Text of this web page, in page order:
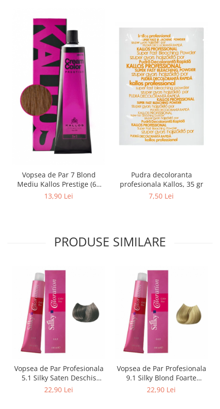
Vopsea de Par 7 Blond
Mediu Kallos Prestige (60
ml)
13,90 Lei
Pudra decoloranta
profesionala Kallos, 35 gr
7,50 Lei
PRODUSE SIMILARE
Vopsea de Par Profesionala
5.1 Silky Saten Deschis
Cenusiu 100ml
22,90 Lei
Vopsea de Par Profesionala
9.1 Silky Blond Foarte
Deschis Cenusiu 100ml
22,90 Lei